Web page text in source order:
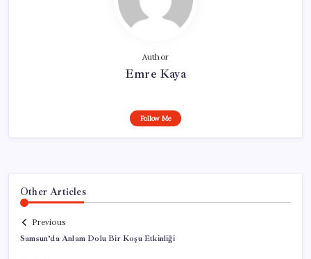
Author
Emre Kaya
Follow Me
Other Articles
Previous
Samsun’da Anlam Dolu Bir Koşu Etkinliği